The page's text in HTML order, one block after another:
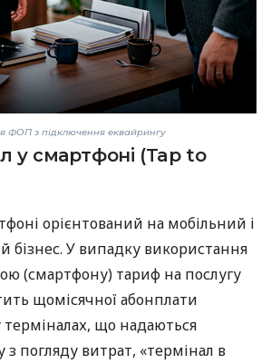
ФОП з підключення еквайрингу
у смартфоні (Tap to
орієнтований на мобільний і
бізнес. У випадку використання
(смартфону) тариф на послугу
щомісячної абонплати
терміналах, що надаються
погляду витрат, «термінал в